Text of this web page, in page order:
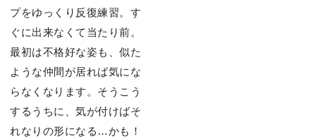
プをゆっくり反復練習。す
ぐに出来なくて当たり前。
最初は不格好な姿も、似た
ような仲間が居れば気にな
らなくなります。そうこう
するうちに、気が付けばそ
れなりの形になる…かも！